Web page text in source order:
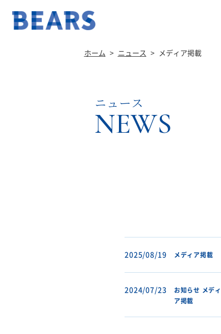
ホーム > ニュース > メディア掲載
ニュース
NEWS
2025/08/19 メディア掲載
2024/07/23 お知らせ
メディ
ア掲載